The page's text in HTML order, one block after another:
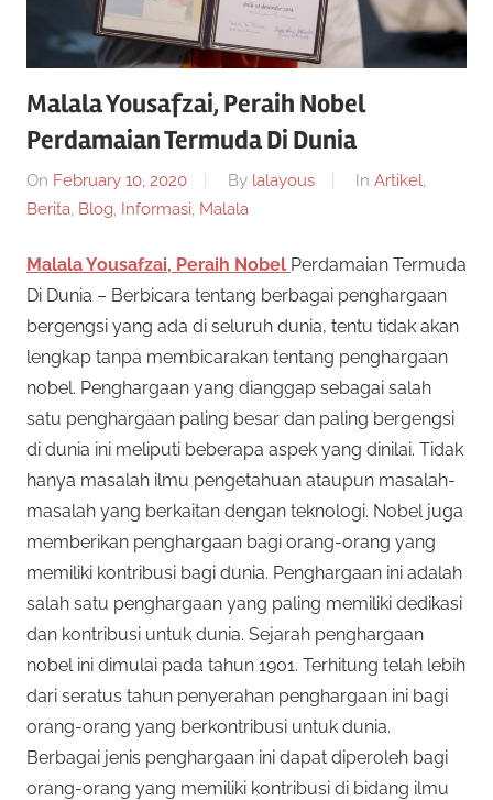
Malala Yousafzai, Peraih Nobel
Perdamaian Termuda Di Dunia
On February 10, 2020 By lalayous In Artikel,
Berita, Blog, Informasi, Malala
Malala Yousafzai, Peraih Nobel Perdamaian Termuda
Di Dunia – Berbicara tentang berbagai penghargaan
bergengsi yang ada di seluruh dunia, tentu tidak akan
lengkap tanpa membicarakan tentang penghargaan
nobel. Penghargaan yang dianggap sebagai salah
satu penghargaan paling besar dan paling bergengsi
di dunia ini meliputi beberapa aspek yang dinilai. Tidak
hanya masalah ilmu pengetahuan ataupun masalah-
masalah yang berkaitan dengan teknologi. Nobel juga
memberikan penghargaan bagi orang-orang yang
memiliki kontribusi bagi dunia. Penghargaan ini adalah
salah satu penghargaan yang paling memiliki dedikasi
dan kontribusi untuk dunia. Sejarah penghargaan
nobel ini dimulai pada tahun 1901. Terhitung telah lebih
dari seratus tahun penyerahan penghargaan ini bagi
orang-orang yang berkontribusi untuk dunia.
Berbagai jenis penghargaan ini dapat diperoleh bagi
orang-orang yang memiliki kontribusi di bidang ilmu